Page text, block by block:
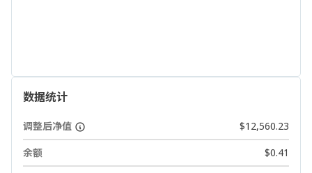
数据统计
调整后净值
$12,560.23
余额
$0.41